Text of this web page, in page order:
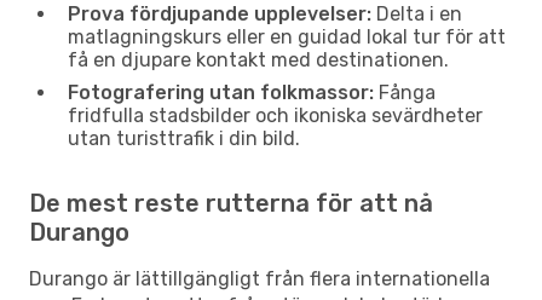
Prova fördjupande upplevelser: Delta i en
matlagningskurs eller en guidad lokal tur för att
få en djupare kontakt med destinationen.
Fotografering utan folkmassor: Fånga
fridfulla stadsbilder och ikoniska sevärdheter
utan turisttrafik i din bild.
De mest reste rutterna för att nå
Durango
Durango är lättillgängligt från flera internationella